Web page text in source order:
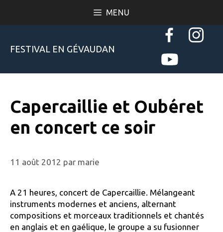
contenu
MENU
FESTIVAL EN GÉVAUDAN
Capercaillie et Oubéret
en concert ce soir
11 août 2012 par marie
A 21 heures, concert de Capercaillie. Mélangeant
instruments modernes et anciens, alternant
compositions et morceaux traditionnels et chantés
en anglais et en gaélique, le groupe a su fusionner